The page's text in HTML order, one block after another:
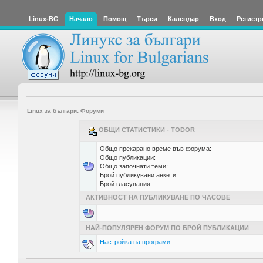
Linux-BG Начало Помощ Търси Календар Вход
Linux за българи: Форуми
ОБЩИ СТАТИСТИКИ - TODOR
Общо прекарано време във форума:
Общо публикации:
Общо започнати теми:
Брой публикувани анкети:
Брой гласувания:
АКТИВНОСТ НА ПУБЛИКУВАНЕ ПО ЧАСОВЕ
НАЙ-ПОПУЛЯРЕН ФОРУМ ПО БРОЙ ПУБЛИКАЦИИ
Настройка на програми